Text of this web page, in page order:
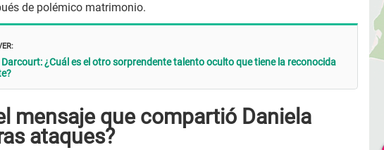
de polémico matrimonio.
Darcourt: ¿Cuál es el otro sorprendente talento oculto que tiene la reconocida
mensaje que compartió Daniela
ataques?